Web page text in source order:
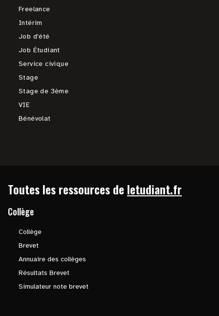
Freelance
Intérim
Job d'été
Job Étudiant
Service civique
Stage
Stage de 3ème
VIE
Bénévolat
Toutes les ressources de letudiant.fr
Collège
Collège
Brevet
Annuaire des collèges
Résultats Brevet
Simulateur note brevet